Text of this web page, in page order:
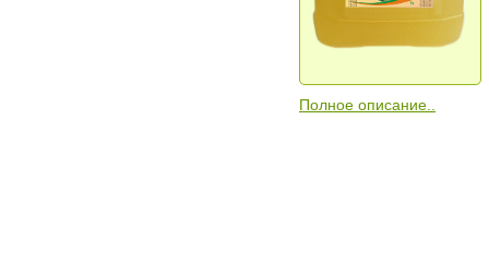
Полное описание..